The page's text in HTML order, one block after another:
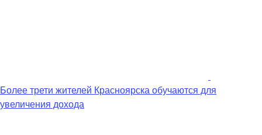
Более трети жителей Красноярска обучаются для
увеличения дохода